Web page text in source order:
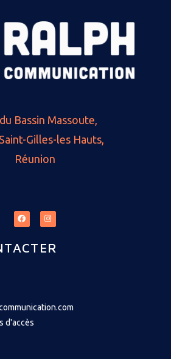
Bassin Massoute,
Gilles-les Hauts,
Réunion
d'accès